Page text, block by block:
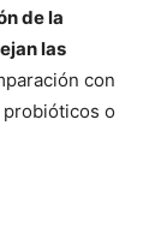
de la
las
con
o